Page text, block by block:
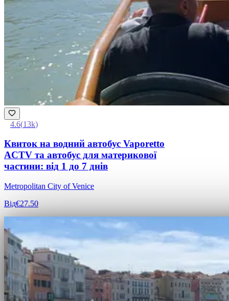
4.6(13k)
Квиток на водний автобус Vaporetto
ACTV та автобус для материкової
частини: від 1 до 7 днів
Metropolitan City of Venice
Від€27.50